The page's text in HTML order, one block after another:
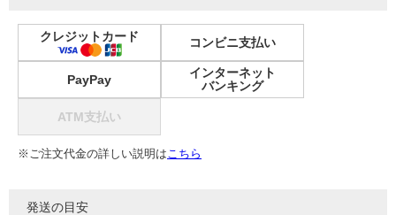
クレジットカード コンビニ支払い
PayPay
インターネット
バンキング
ATM支払い
※ご注文代金の詳しい説明はこちら
発送の目安